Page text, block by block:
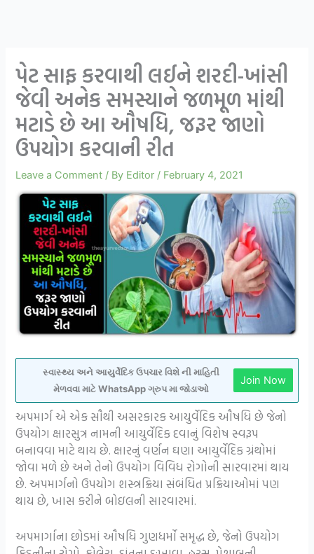
પેટ સાફ કરવાથી લઈને શરદી-ખાંસી
જેવી અનેક સમસ્યાને જળમૂળ માંથી
મટાડે છે આ ઔષધિ, જરૂર જાણો
ઉપયોગ કરવાની રીત
Leave a Comment / By Editor / February 4, 2021
સ્વાસ્થ્ય અને આયુર્વેદિક ઉપચાર વિશે ની માહિતી
મેળવવા માટે WhatsApp ગ્રુપ મા જોડાઓ
Join Now
અપમાર્ગ એ એક સૌથી અસરકારક આયુર્વેદિક ઔષધિ છે જેનો
ઉપયોગ ક્ષારસુત્ર નામની આયુર્વેદિક દવાનું વિશેષ સ્વરૂપ
બનાવવા માટે થાય છે. ક્ષારનું વર્ણન ઘણા આયુર્વેદિક ગ્રંથોમાં
જોવા મળે છે અને તેનો ઉપયોગ વિવિધ રોગોની સારવારમાં થાય
છે. અપમાર્ગનો ઉપયોગ શસ્ત્રક્રિયા સંબંધિત પ્રક્રિયાઓમાં પણ
થાય છે, ખાસ કરીને બોઇલની સારવારમાં.
અપમાર્ગાના છોડમાં ઔષધિ ગુણધર્મો સમૃદ્ધ છે, જેનો ઉપયોગ